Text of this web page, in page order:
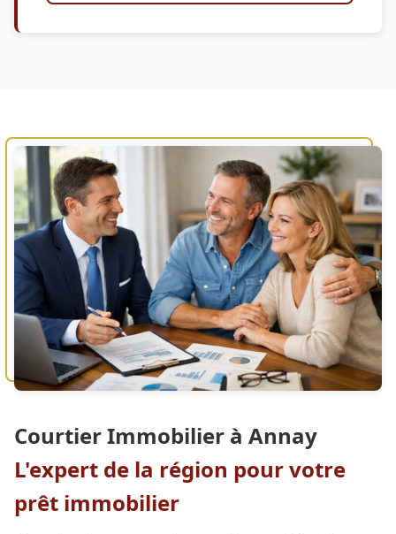
Courtier Immobilier à Annay
L'expert de la région pour votre
prêt immobilier